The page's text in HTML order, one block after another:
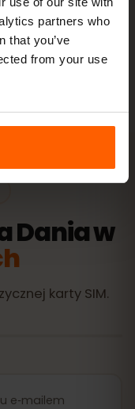
partners who
that you’ve
from your use
zużycie
i sposobu
Dania w
karty SIM.
e‑mailem